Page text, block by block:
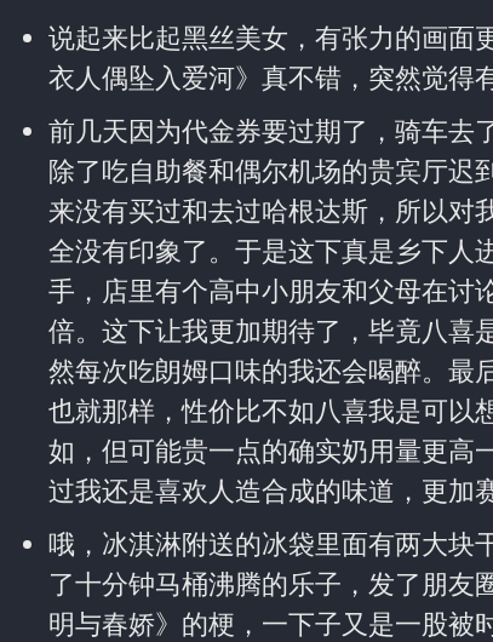
说起来比起黑丝美女，有张力的画面
衣人偶坠入爱河》真不错，突然觉得
前几天因为代金券要过期了，骑车去
除了吃自助餐和偶尔机场的贵宾厅迟
来没有买过和去过哈根达斯，所以对
全没有印象了。于是这下真是乡下人
手，店里有个高中小朋友和父母在讨
倍。这下让我更加期待了，毕竟八喜
然每次吃朗姆口味的我还会喝醉。最
也就那样，性价比不如八喜我是可以
如，但可能贵一点的确实奶用量更高
过我还是喜欢人造合成的味道，更加
哦，冰淇淋附送的冰袋里面有两大块
了十分钟马桶沸腾的乐子，发了朋友
明与春娇》的梗，一下子又是一股被